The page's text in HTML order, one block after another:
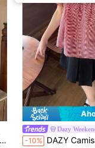
Dazy
-10% DAZY Camisa de mujer con cuello a cuadros, estilo